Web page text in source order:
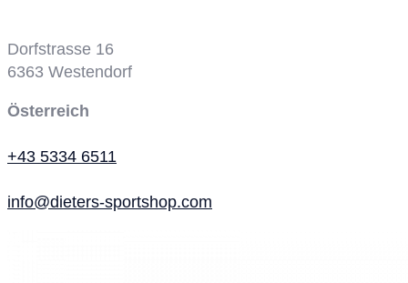
Dorfstrasse 16
6363 Westendorf
Österreich
+43 5334 6511
info@dieters-sportshop.com